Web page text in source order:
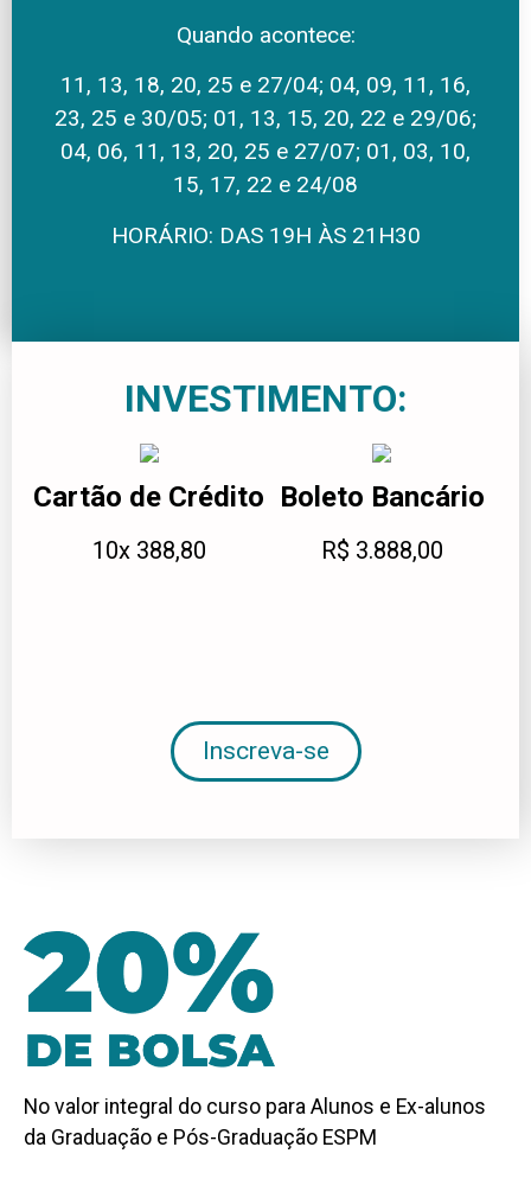
Quando acontece:
11, 13, 18, 20, 25 e 27/04; 04, 09, 11, 16,
23, 25 e 30/05; 01, 13, 15, 20, 22 e 29/06;
04, 06, 11, 13, 20, 25 e 27/07; 01, 03, 10,
15, 17, 22 e 24/08
HORÁRIO: DAS 19H ÀS 21H30
INVESTIMENTO:
Cartão de Crédito
10x 388,80
Boleto Bancário
R$ 3.888,00
Inscreva-se
No valor integral do curso para Alunos e Ex-alunos
da Graduação e Pós-Graduação ESPM